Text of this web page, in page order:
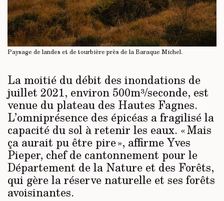
Paysage de landes et de tourbière près de la Baraque Michel.
La moitié du débit des inondations de
juillet 2021, environ 500m³/seconde, est
venue du plateau des Hautes Fagnes.
L’omniprésence des épicéas a fragilisé la
capacité du sol à retenir les eaux. « Mais
ça aurait pu être pire », affirme Yves
Pieper, chef de cantonnement pour le
Département de la Nature et des Forêts,
qui gère la réserve naturelle et ses forêts
avoisinantes.